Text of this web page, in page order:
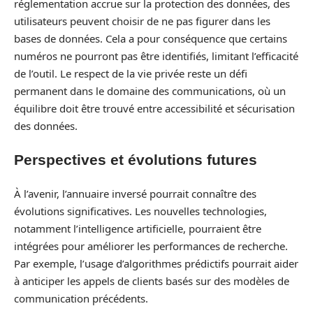
réglementation accrue sur la protection des données, des
utilisateurs peuvent choisir de ne pas figurer dans les
bases de données. Cela a pour conséquence que certains
numéros ne pourront pas être identifiés, limitant l’efficacité
de l’outil. Le respect de la vie privée reste un défi
permanent dans le domaine des communications, où un
équilibre doit être trouvé entre accessibilité et sécurisation
des données.
Perspectives et évolutions futures
À l’avenir, l’annuaire inversé pourrait connaître des
évolutions significatives. Les nouvelles technologies,
notamment l’intelligence artificielle, pourraient être
intégrées pour améliorer les performances de recherche.
Par exemple, l’usage d’algorithmes prédictifs pourrait aider
à anticiper les appels de clients basés sur des modèles de
communication précédents.